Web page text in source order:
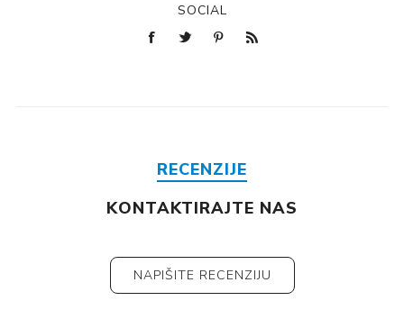
SOCIAL
RECENZIJE
KONTAKTIRAJTE NAS
NAPIŠITE RECENZIJU